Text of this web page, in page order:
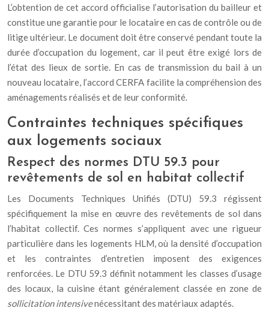
L’obtention de cet accord officialise l’autorisation du bailleur et
constitue une garantie pour le locataire en cas de contrôle ou de
litige ultérieur. Le document doit être conservé pendant toute la
durée d’occupation du logement, car il peut être exigé lors de
l’état des lieux de sortie. En cas de transmission du bail à un
nouveau locataire, l’accord CERFA facilite la compréhension des
aménagements réalisés et de leur conformité.
Contraintes techniques spécifiques
aux logements sociaux
Respect des normes DTU 59.3 pour
revêtements de sol en habitat collectif
Les Documents Techniques Unifiés (DTU) 59.3 régissent
spécifiquement la mise en œuvre des revêtements de sol dans
l’habitat collectif. Ces normes s’appliquent avec une rigueur
particulière dans les logements HLM, où la densité d’occupation
et les contraintes d’entretien imposent des exigences
renforcées. Le DTU 59.3 définit notamment les classes d’usage
des locaux, la cuisine étant généralement classée en zone de
sollicitation intensivenécessitant des matériaux adaptés.